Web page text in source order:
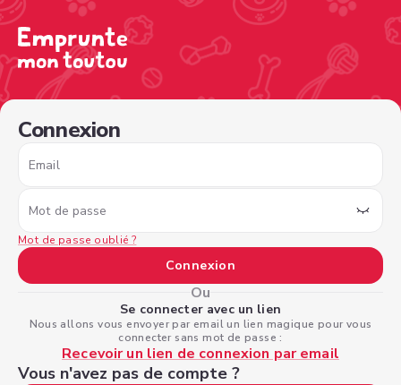
Connexion
Email
Mot de passe
Mot de passe oublié ?
Connexion
Ou
Se connecter avec un lien
Nous allons vous envoyer par email un lien magique pour vous
connecter sans mot de passe :
Recevoir un lien de connexion par email
Vous n'avez pas de compte ?
/sign-in?nextPage=%2Fview-profile%2F167993cc-d24c-